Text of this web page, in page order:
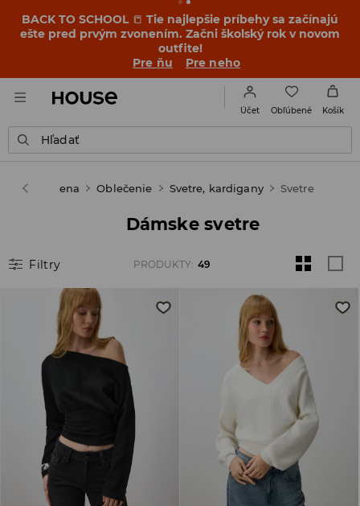
BACK TO SCHOOL 📒 Tie najlepšie príbehy sa začínajú
ešte pred prvým zvonením. Začni školský rok v novom
outfite!
Pre ňu
Pre neho
Účet Obľúbené Košík
Hľadať
House Žena Oblečenie Svetre, kardigany Svetre
Dámske svetre
Filtry PRODUKTY: 49